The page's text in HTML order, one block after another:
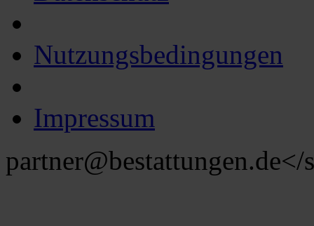
Nutzungsbedingungen
Impressum
partner@bestattungen.de</